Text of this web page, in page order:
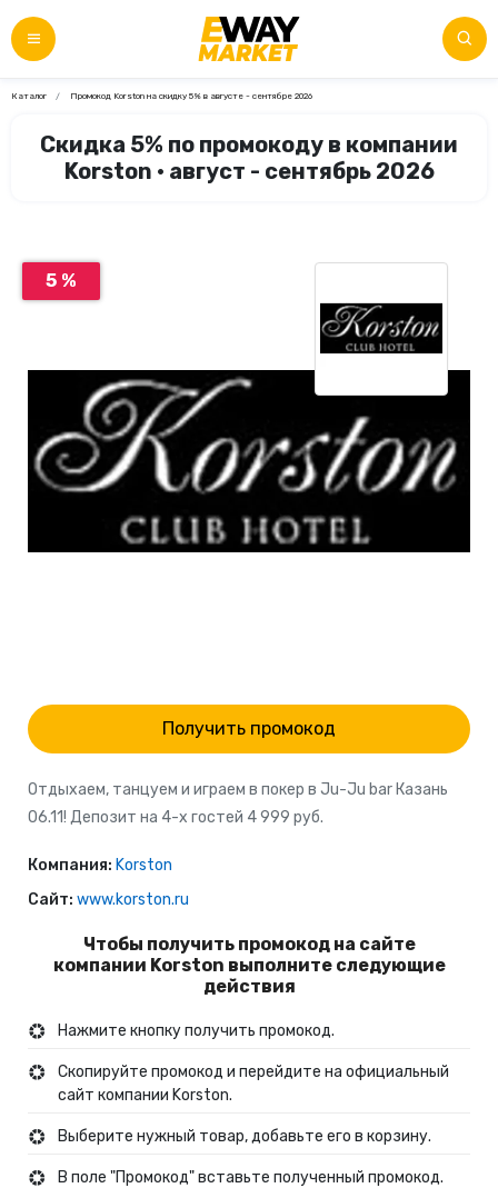
Каталог Промокод Korston на скидку 5% в августе - сентябре 2026
Скидка 5% по промокоду в компании
Korston • август - сентябрь 2026
5 %
Получить промокод
Отдыхаем, танцуем и играем в покер в Ju-Ju bar Казань
06.11! Депозит на 4-х гостей 4 999 руб.
Компания: Korston
Сайт: www.korston.ru
Чтобы получить промокод на сайте
компании Korston выполните следующие
действия
Нажмите кнопку получить промокод.
Скопируйте промокод и перейдите на официальный
сайт компании Korston.
Выберите нужный товар, добавьте его в корзину.
В поле "Промокод" вставьте полученный промокод.